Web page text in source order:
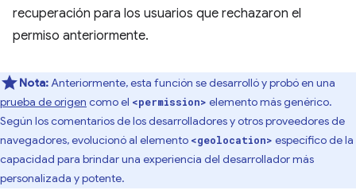
recuperación para los usuarios que rechazaron el
permiso anteriormente.
Nota:Anteriormente, esta función se desarrolló y probó en una
prueba de origen como el <permission> elemento más genérico.
Según los comentarios de los desarrolladores y otros proveedores de
navegadores, evolucionó al elemento <geolocation> específico de la
capacidad para brindar una experiencia del desarrollador más
personalizada y potente.